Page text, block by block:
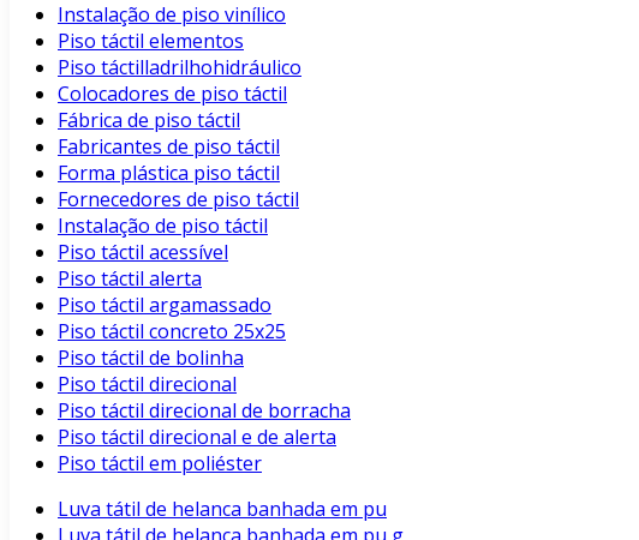
Instalação de piso vinílico
Piso táctil elementos
Piso táctilladrilhohidráulico
Colocadores de piso táctil
Fábrica de piso táctil
Fabricantes de piso táctil
Forma plástica piso táctil
Fornecedores de piso táctil
Instalação de piso táctil
Piso táctil acessível
Piso táctil alerta
Piso táctil argamassado
Piso táctil concreto 25x25
Piso táctil de bolinha
Piso táctil direcional
Piso táctil direcional de borracha
Piso táctil direcional e de alerta
Piso táctil em poliéster
Luva tátil de helanca banhada em pu